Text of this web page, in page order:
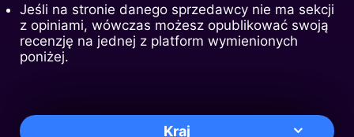
Jeśli na stronie danego sprzedawcy nie ma sekcji
z opiniami, wówczas możesz opublikować swoją
recenzję na jednej z platform wymienionych
poniżej.
Kraj